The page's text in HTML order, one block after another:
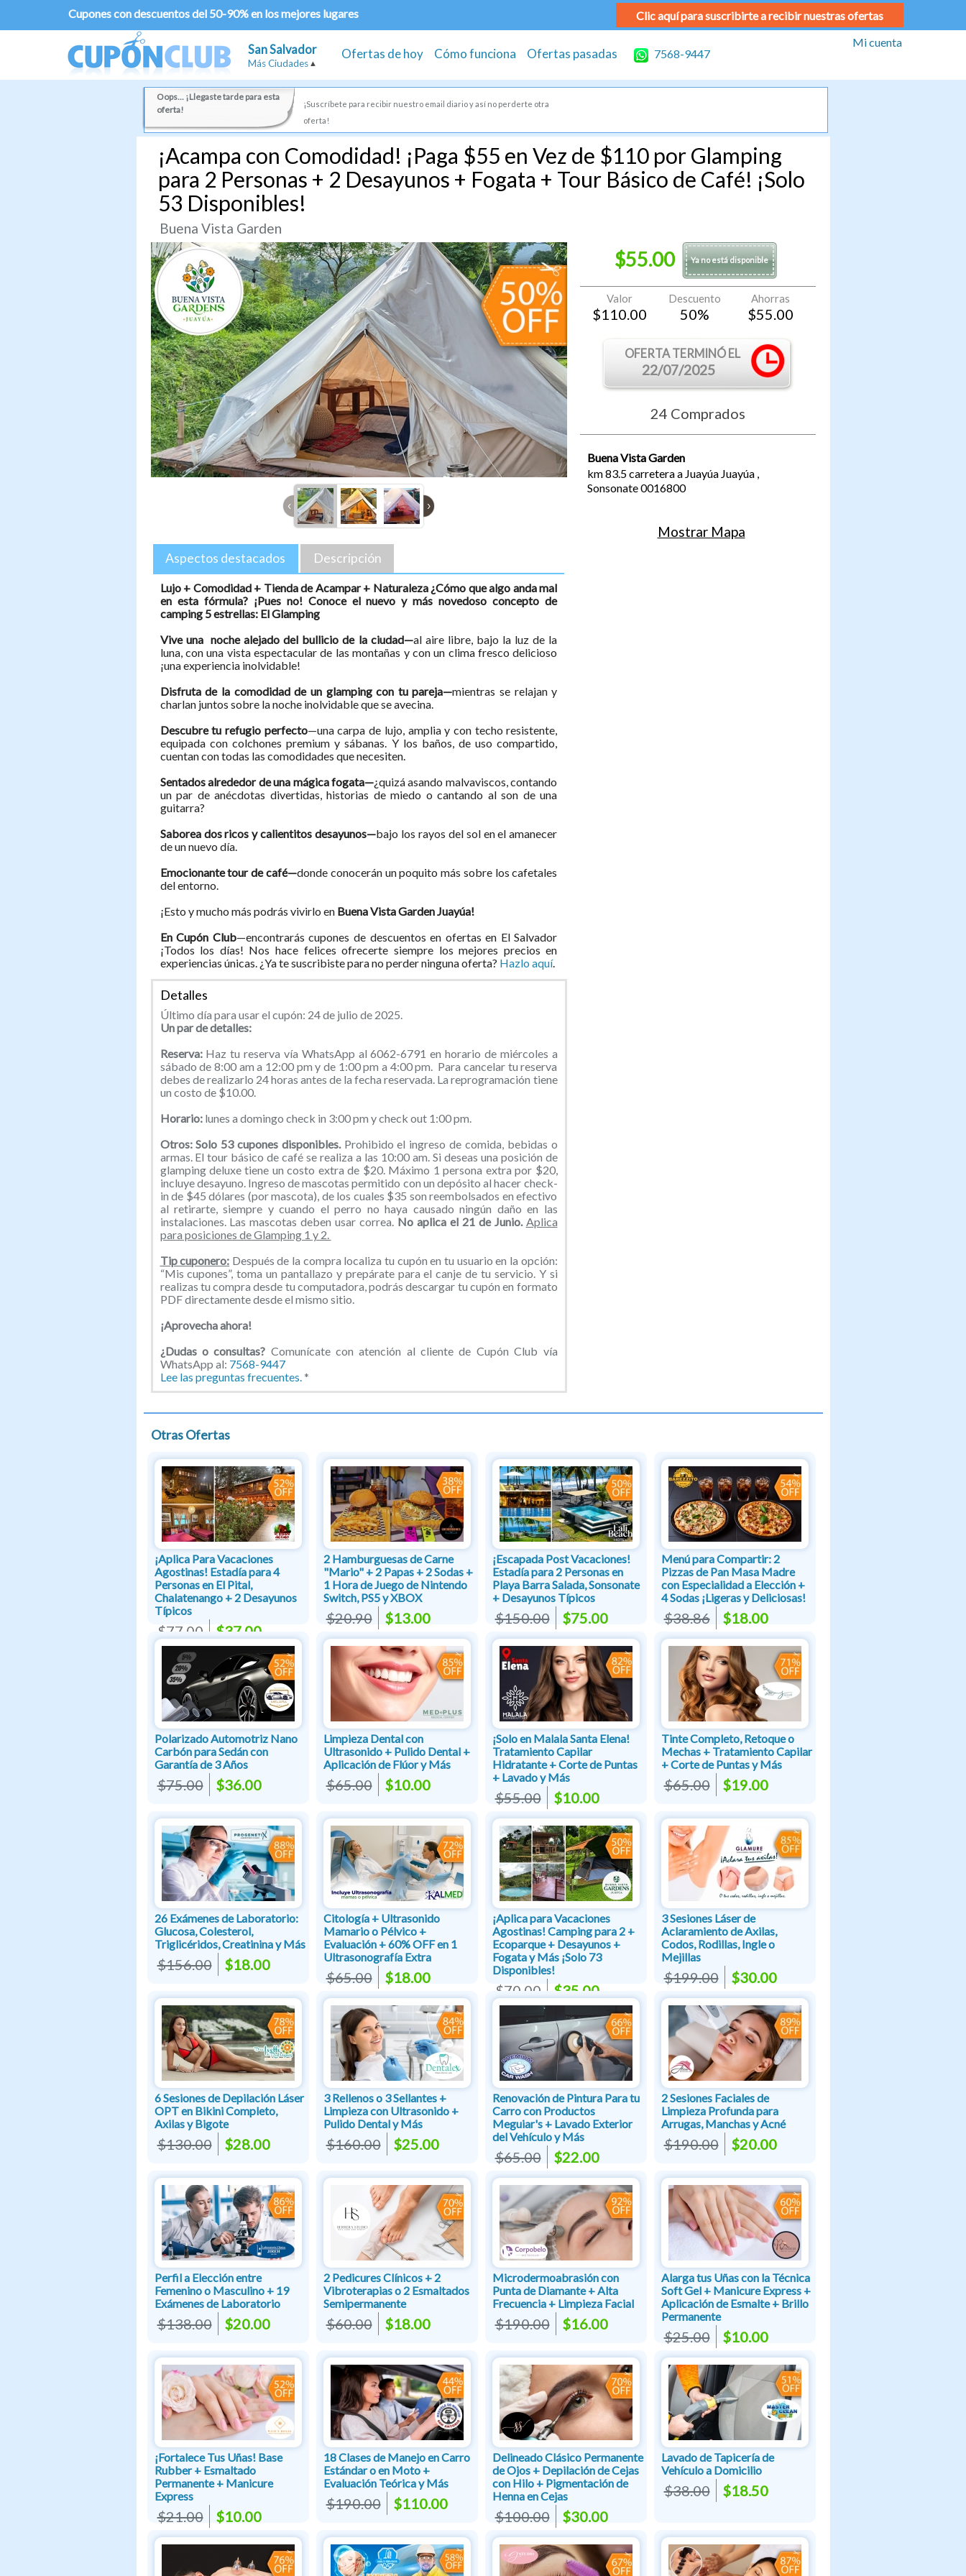
Cupones con descuentos del 50-90% en los mejores lugares Clic aquí para suscribirte a recibir nuestras ofertas
San Salvador
Más Ciudades
Ofertas de hoy Cómo funciona Ofertas pasadas 7568-9447
Mi cuenta
Oops... ¡Llegaste tarde para esta
oferta!
¡Suscríbete para recibir nuestro email diario y así no perderte otra
oferta!
¡Acampa con Comodidad! ¡Paga $55 en Vez de $110 por Glamping
para 2 Personas + 2 Desayunos + Fogata + Tour Básico de Café! ¡Solo
53 Disponibles!
Buena Vista Garden
‹ ›
Aspectos destacados Descripción
Lujo + Comodidad + Tienda de Acampar + Naturaleza ¿Cómo que algo anda mal
en esta fórmula? ¡Pues no! Conoce el nuevo y más novedoso concepto de
camping 5 estrellas: El Glamping
Vive una noche alejado del bullicio de la ciudad—al aire libre, bajo la luz de la
luna, con una vista espectacular de las montañas y con un clima fresco delicioso
¡una experiencia inolvidable!
Disfruta de la comodidad de un glamping con tu pareja—mientras se relajan y
charlan juntos sobre la noche inolvidable que se avecina.
Descubre tu refugio perfecto—una carpa de lujo, amplia y con techo resistente,
equipada con colchones premium y sábanas. Y los baños, de uso compartido,
cuentan con todas las comodidades que necesiten.
Sentados alrededor de una mágica fogata—¿quizá asando malvaviscos, contando
un par de anécdotas divertidas, historias de miedo o cantando al son de una
guitarra?
Saborea dos ricos y calientitos desayunos—bajo los rayos del sol en el amanecer
de un nuevo día.
Emocionante tour de café—donde conocerán un poquito más sobre los cafetales
del entorno.
¡Esto y mucho más podrás vivirlo en Buena Vista Garden Juayúa!
En Cupón Club—encontrarás cupones de descuentos en ofertas en El Salvador
¡Todos los días! Nos hace felices ofrecerte siempre los mejores precios en
experiencias únicas. ¿Ya te suscribiste para no perder ninguna oferta? Hazlo aquí.
Detalles
Último día para usar el cupón: 24 de julio de 2025.
Un par de detalles:
Reserva: Haz tu reserva vía WhatsApp al 6062-6791 en horario de miércoles a
sábado de 8:00 am a 12:00 pm y de 1:00 pm a 4:00 pm. Para cancelar tu reserva
debes de realizarlo 24 horas antes de la fecha reservada. La reprogramación tiene
un costo de $10.00.
Horario:lunes a domingo check in 3:00 pm y check out 1:00 pm.
Otros: Solo 53 cupones disponibles. Prohibido el ingreso de comida, bebidas o
armas. El tour básico de café se realiza a las 10:00 am. Si deseas una posición de
glamping deluxe tiene un costo extra de $20. Máximo 1 persona extra por $20,
incluye desayuno. Ingreso de mascotas permitido con un depósito al hacer check-
in de $45 dólares (por mascota), de los cuales $35 son reembolsados en efectivo
al retirarte, siempre y cuando el perro no haya causado ningún daño en las
instalaciones. Las mascotas deben usar correa. No aplica el 21 de Junio. Aplica
para posiciones de Glamping 1 y 2.
Tip cuponero: Después de la compra localiza tu cupón en tu usuario en la opción:
“Mis cupones”, toma un pantallazo y prepárate para el canje de tu servicio. Y si
realizas tu compra desde tu computadora, podrás descargar tu cupón en formato
PDF directamente desde el mismo sitio.
¡Aprovecha ahora!
¿Dudas o consultas? Comunícate con atención al cliente de Cupón Club vía
WhatsApp al: 7568-9447
Lee las preguntas frecuentes.*
$55.00 Ya no está disponible
Valor
$110.00
Descuento
50%
Ahorras
$55.00
OFERTA TERMINÓ EL
22/07/2025
24 Comprados
Buena Vista Garden
km 83.5 carretera a Juayúa Juayúa,
Sonsonate0016800
Mostrar Mapa
Otras Ofertas
¡Aplica Para Vacaciones
Agostinas! Estadía para 4
Personas en El Pital,
Chalatenango + 2 Desayunos
Típicos
$77.00 $37.00
2 Hamburguesas de Carne
"Mario" + 2 Papas + 2 Sodas +
1 Hora de Juego de Nintendo
Switch, PS5 y XBOX
$20.90 $13.00
¡Escapada Post Vacaciones!
Estadía para 2 Personas en
Playa Barra Salada, Sonsonate
+ Desayunos Típicos
$150.00 $75.00
Menú para Compartir: 2
Pizzas de Pan Masa Madre
con Especialidad a Elección +
4 Sodas ¡Ligeras y Deliciosas!
$38.86 $18.00
Polarizado Automotriz Nano
Carbón para Sedán con
Garantía de 3 Años
$75.00 $36.00
Limpieza Dental con
Ultrasonido + Pulido Dental +
Aplicación de Flúor y Más
$65.00 $10.00
¡Solo en Malala Santa Elena!
Tratamiento Capilar
Hidratante + Corte de Puntas
+ Lavado y Más
$55.00 $10.00
Tinte Completo, Retoque o
Mechas + Tratamiento Capilar
+ Corte de Puntas y Más
$65.00 $19.00
26 Exámenes de Laboratorio:
Glucosa, Colesterol,
Triglicéridos, Creatinina y Más
$156.00 $18.00
Citología + Ultrasonido
Mamario o Pélvico +
Evaluación + 60% OFF en 1
Ultrasonografía Extra
$65.00 $18.00
¡Aplica para Vacaciones
Agostinas! Camping para 2 +
Ecoparque + Desayunos +
Fogata y Más ¡Solo 73
Disponibles!
$70.00 $35.00
3 Sesiones Láser de
Aclaramiento de Axilas,
Codos, Rodillas, Ingle o
Mejillas
$199.00 $30.00
6 Sesiones de Depilación Láser
OPT en Bikini Completo,
Axilas y Bigote
$130.00 $28.00
3 Rellenos o 3 Sellantes +
Limpieza con Ultrasonido +
Pulido Dental y Más
$160.00 $25.00
Renovación de Pintura Para tu
Carro con Productos
Meguiar's + Lavado Exterior
del Vehículo y Más
$65.00 $22.00
2 Sesiones Faciales de
Limpieza Profunda para
Arrugas, Manchas y Acné
$190.00 $20.00
Perfil a Elección entre
Femenino o Masculino + 19
Exámenes de Laboratorio
$138.00 $20.00
2 Pedicures Clínicos + 2
Vibroterapias o 2 Esmaltados
Semipermanente
$60.00 $18.00
Microdermoabrasión con
Punta de Diamante + Alta
Frecuencia + Limpieza Facial
$190.00 $16.00
Alarga tus Uñas con la Técnica
Soft Gel + Manicure Express +
Aplicación de Esmalte + Brillo
Permanente
$25.00 $10.00
¡Fortalece Tus Uñas! Base
Rubber + Esmaltado
Permanente + Manicure
Express
$21.00 $10.00
18 Clases de Manejo en Carro
Estándar o en Moto +
Evaluación Teórica y Más
$190.00 $110.00
Delineado Clásico Permanente
de Ojos + Depilación de Cejas
con Hilo + Pigmentación de
Henna en Cejas
$100.00 $30.00
Lavado de Tapicería de
Vehículo a Domicilio
$38.00 $18.50